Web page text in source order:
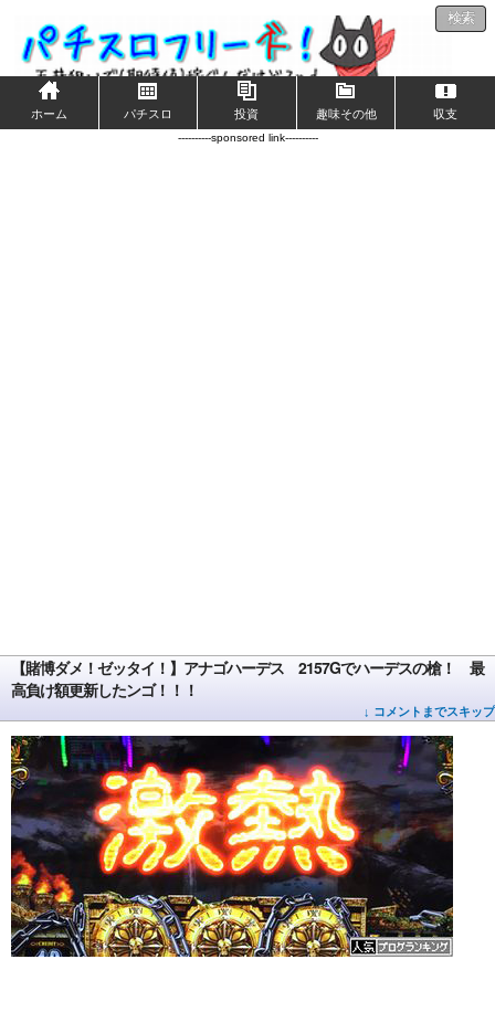
検索
ホーム パチスロ 投資 趣味その他 収支
----------sponsored link----------
【賭博ダメ！ゼッタイ！】アナゴハーデス 2157Gでハーデスの槍！ 最
高負け額更新したンゴ！！！
↓ コメントまでスキップ